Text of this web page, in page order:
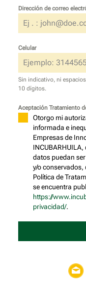
Dirección de correo
Celular
Sin indicativo, ni
10 dígitos.
Aceptación Tratamiento
Otorgo mi
informada e
Empresas de
datos puedan
y/o conservados,
Política de
se encuentra
https://
privacidad/.